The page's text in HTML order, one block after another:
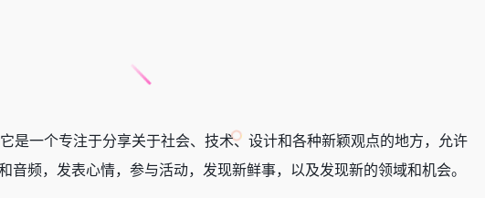
一个专注于分享关于社会、技术、设计和各种新颖观点的地方，允许
频，发表心情，参与活动，发现新鲜事，以及发现新的领域和机会。